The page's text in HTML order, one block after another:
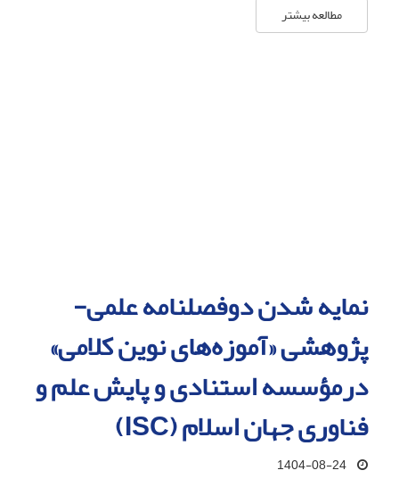
مطالعه بیشتر
نمایه شدن دوفصلنامه علمی-
پژوهشی «آموزه‌های نوین کلامی»
درمؤسسه استنادی و پایش علم و
فناوری جهان اسلام (ISC)
1404-08-24